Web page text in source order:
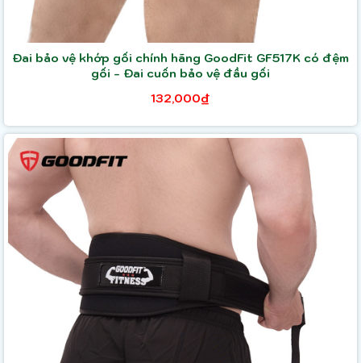
Đai bảo vệ khớp gối chính hãng GoodFit GF517K có đệm
gối - Đai cuốn bảo vệ đầu gối
132,000₫